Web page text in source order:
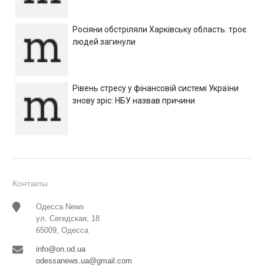
Росіяни обстріляли Харківську область: троє
людей загинули
Рівень стресу у фінансовій системі України
знову зріс: НБУ назвав причини
Контакты
Одесса News
ул. Сегедская, 18
65009, Одесса
info@on.od.ua
odessanews.ua@gmail.com